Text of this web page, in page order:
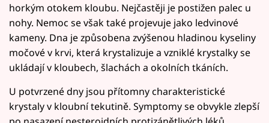
horkým otokem kloubu. Nejčastěji je postižen palec u
nohy. Nemoc se však také projevuje jako ledvinové
kameny. Dna je způsobena zvýšenou hladinou kyseliny
močové v krvi, která krystalizuje a vzniklé krystalky se
ukládají v kloubech, šlachách a okolních tkáních.
U potvrzené dny jsou přítomny charakteristické
krystaly v kloubní tekutině. Symptomy se obvykle zlepší